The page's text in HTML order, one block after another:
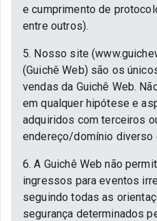
e cumprimento de
entre outros).
5. Nosso site
(Guichê Web) são os
vendas da Guichê Web.
em qualquer hipótese e
adquiridos com terceiros
endereço/domínio diverso
6. A Guichê Web não
ingressos para eventos
seguindo todas as
segurança determinados